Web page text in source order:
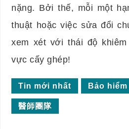
nặng. Bởi thế, mỗi một
thuật hoặc việc sửa đổi
xem xét với thái độ
vực cấy ghép!
Tin mới nhất Bảo
醫師團隊